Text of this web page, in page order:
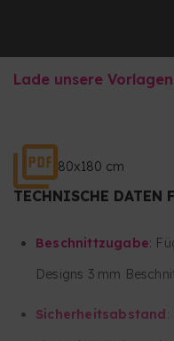
Lade unsere
80x180 cm
TECHNISCHE DATEN
Beschnittzugabe:
Designs 3 mm
Sicherheitsabstand :